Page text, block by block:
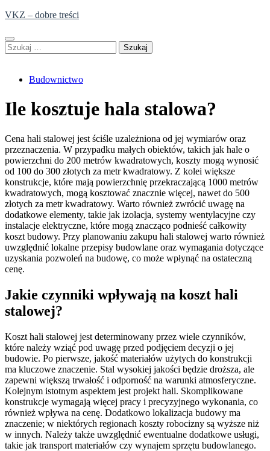
Skip
content
VKZ – dobre treści
Szukaj:
Budownictwo
Ile kosztuje hala stalowa?
Cena hali stalowej jest ściśle uzależniona od jej wymiarów oraz
przeznaczenia. W przypadku małych obiektów, takich jak hale o
powierzchni do 200 metrów kwadratowych, koszty mogą wynosić
od 100 do 300 złotych za metr kwadratowy. Z kolei większe
konstrukcje, które mają powierzchnię przekraczającą 1000 metrów
kwadratowych, mogą kosztować znacznie więcej, nawet do 500
złotych za metr kwadratowy. Warto również zwrócić uwagę na
dodatkowe elementy, takie jak izolacja, systemy wentylacyjne czy
instalacje elektryczne, które mogą znacząco podnieść całkowity
koszt budowy. Przy planowaniu zakupu hali stalowej warto również
uwzględnić lokalne przepisy budowlane oraz wymagania dotyczące
uzyskania pozwoleń na budowę, co może wpłynąć na ostateczną
cenę.
Jakie czynniki wpływają na koszt hali
stalowej?
Koszt hali stalowej jest determinowany przez wiele czynników,
które należy wziąć pod uwagę przed podjęciem decyzji o jej
budowie. Po pierwsze, jakość materiałów użytych do konstrukcji
ma kluczowe znaczenie. Stal wysokiej jakości będzie droższa, ale
zapewni większą trwałość i odporność na warunki atmosferyczne.
Kolejnym istotnym aspektem jest projekt hali. Skomplikowane
konstrukcje wymagają więcej pracy i precyzyjnego wykonania, co
również wpływa na cenę. Dodatkowo lokalizacja budowy ma
znaczenie; w niektórych regionach koszty robocizny są wyższe niż
w innych. Należy także uwzględnić ewentualne dodatkowe usługi,
takie jak transport materiałów czy wynajem sprzętu budowlanego.